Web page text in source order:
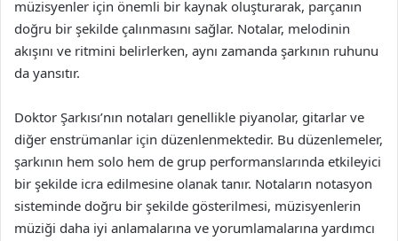
müzisyenler için önemli bir kaynak oluşturarak, parçanın
doğru bir şekilde çalınmasını sağlar. Notalar, melodinin
akışını ve ritmini belirlerken, aynı zamanda şarkının ruhunu
da yansıtır.
Doktor Şarkısı’nın notaları genellikle piyanolar, gitarlar ve
diğer enstrümanlar için düzenlenmektedir. Bu düzenlemeler,
şarkının hem solo hem de grup performanslarında etkileyici
bir şekilde icra edilmesine olanak tanır. Notaların notasyon
sisteminde doğru bir şekilde gösterilmesi, müzisyenlerin
müziği daha iyi anlamalarına ve yorumlamalarına yardımcı